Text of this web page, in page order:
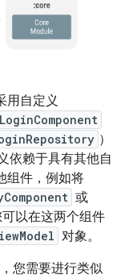
用自定义
LoginComponent
）
依赖于具有其他自
组件，例如将
或
可以在这两个组件
对象。
您需要进行类似